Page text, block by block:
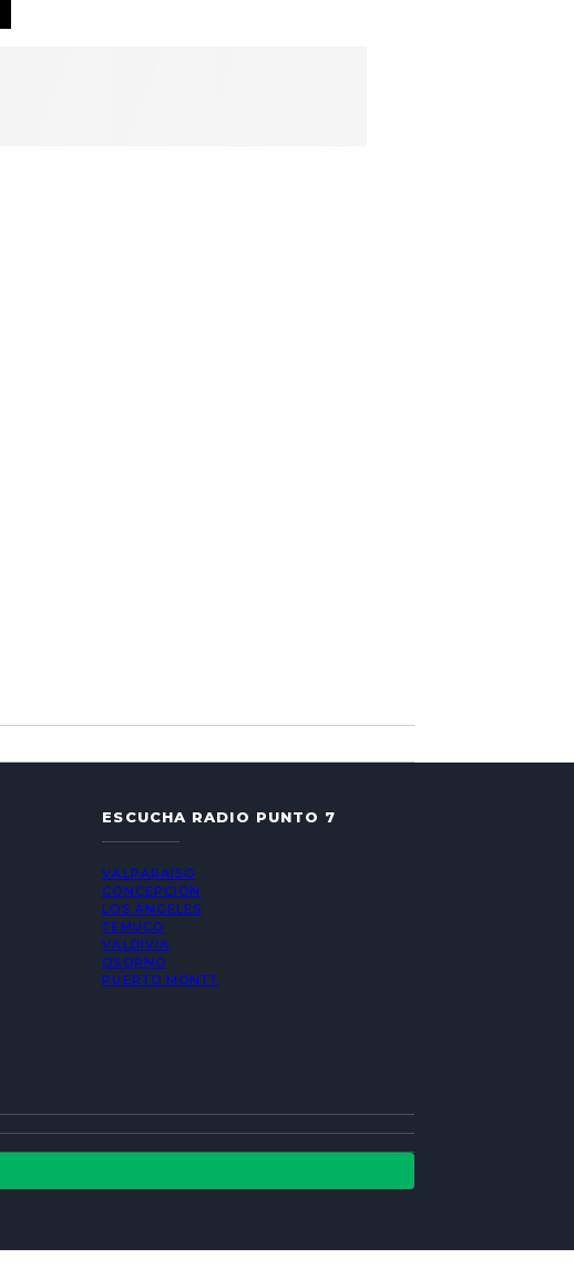
ESCUCHA RADIO PUNTO 7
VALPARAÍSO
CONCEPCIÓN
LOS ÁNGELES
TEMUCO
VALDIVIA
OSORNO
PUERTO MONTT